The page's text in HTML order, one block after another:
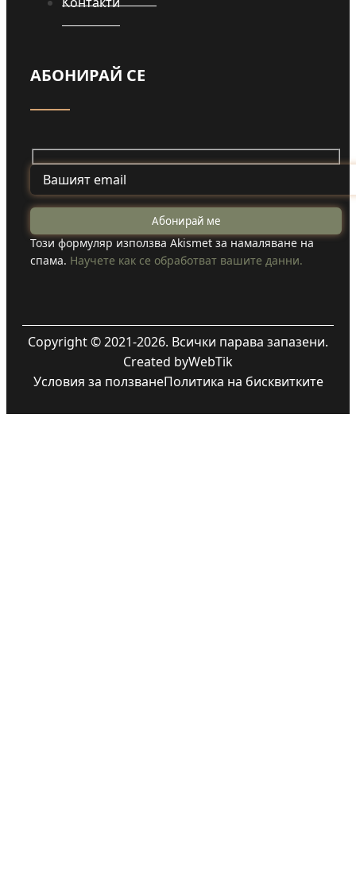
АБОНИРАЙ СЕ
Този формуляр използва Akismet за намаляване на
спама. Научете как се обработват вашите данни.
Copyright © 2021-2026. Всички парава запазени.
Created byWebTik
Условия за ползванеПолитика на бисквитките